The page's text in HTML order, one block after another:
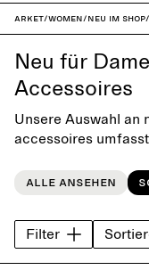
ARKET/Women/Neu im Shop/
Neu für
Accessoires
Unsere Auswahl an
accessoires
verschiedene
der Mode kommen.
Alle ansehen
Filter